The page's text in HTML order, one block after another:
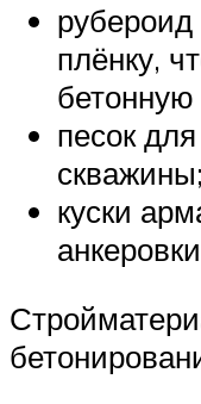
плёнку,
песок
скважины;
куски